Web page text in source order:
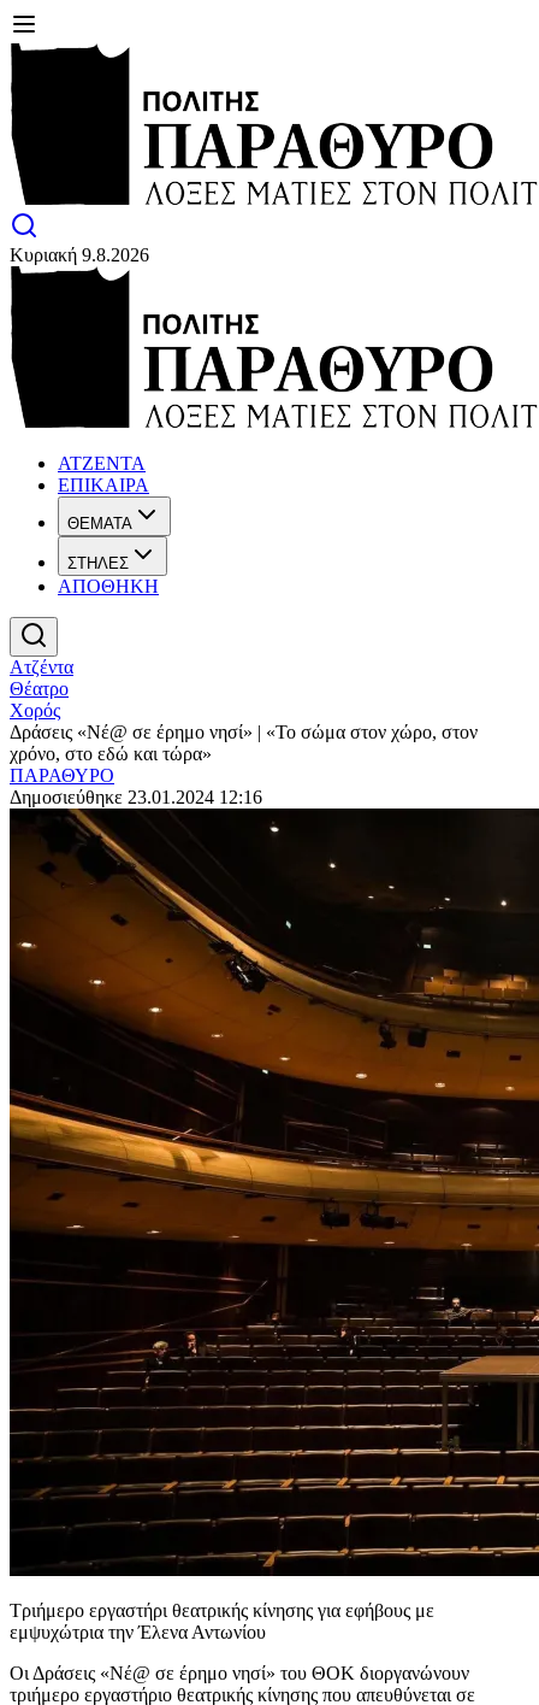
Κυριακή 9.8.2026
ΑΤΖΕΝΤΑ
ΕΠΙΚΑΙΡΑ
ΘΕΜΑΤΑ
ΣΤΗΛΕΣ
ΑΠΟΘΗΚΗ
Ατζέντα
Θέατρο
Χορός
Δράσεις «Νέ@ σε έρημο νησί» | «Το σώμα στον χώρο, στον
χρόνο, στο εδώ και τώρα»
ΠΑΡΑΘΥΡΟ
Δημοσιεύθηκε 23.01.2024 12:16
Τριήμερο εργαστήρι θεατρικής κίνησης για εφήβους με
εμψυχώτρια την Έλενα Αντωνίου
Οι Δράσεις «Νέ@ σε έρημο νησί» του ΘΟΚ διοργανώνουν
τριήμερο εργαστήριο θεατρικής κίνησης που απευθύνεται σε